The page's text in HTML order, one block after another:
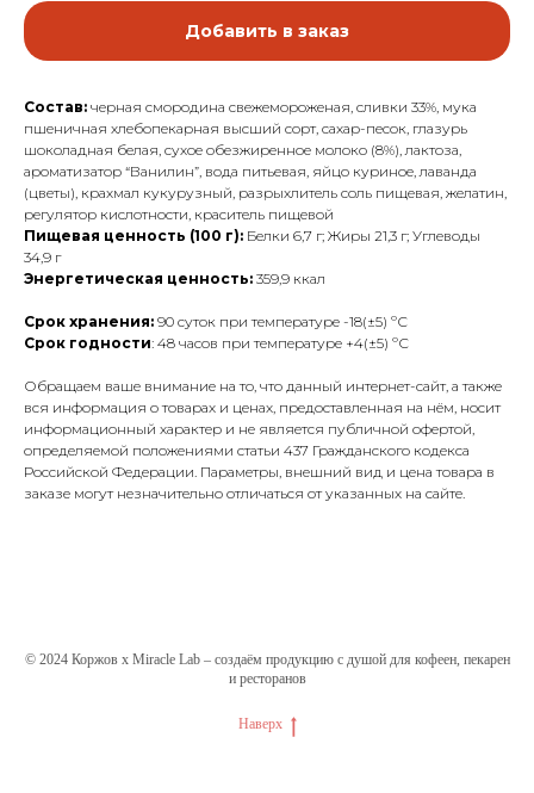
Добавить в заказ
Состав: черная смородина свежемороженая, сливки 33%, мука
пшеничная хлебопекарная высший сорт, сахар-песок, глазурь
шоколадная белая, сухое обезжиренное молоко (8%), лактоза,
ароматизатор “Ванилин”, вода питьевая, яйцо куриное, лаванда
(цветы), крахмал кукурузный, разрыхлитель соль пищевая, желатин,
регулятор кислотности, краситель пищевой
Пищевая ценность (100 г): Белки 6,7 г; Жиры 21,3 г; Углеводы
34,9 г
Энергетическая ценность: 359,9 ккал
Срок хранения: 90 суток при температуре -18(±5) ºС
Срок годности: 48 часов при температуре +4(±5) ºС
Обращаем ваше внимание на то, что данный интернет-сайт, а также
вся информация о товарах и ценах, предоставленная на нём, носит
информационный характер и не является публичной офертой,
определяемой положениями статьи 437 Гражданского кодекса
Российской Федерации. Параметры, внешний вид и цена товара в
заказе могут незначительно отличаться от указанных на сайте.
© 2024 Коржов х Miracle Lab – создаём продукцию с душой для кофеен, пекарен
и ресторанов
Наверх